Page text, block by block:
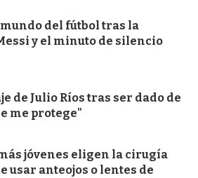
del fútbol tras la
y el minuto de silencio
de Julio Ríos tras ser dado de
me protege"
jóvenes eligen la cirugía
usar anteojos o lentes de